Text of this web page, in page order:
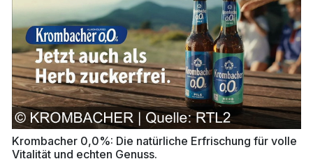
Krombacher 0,0%: Die natürliche Erfrischung für volle
Vitalität und echten Genuss.